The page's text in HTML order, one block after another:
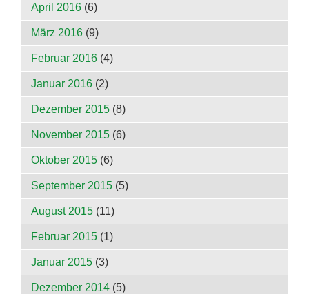
April 2016 (6)
März 2016 (9)
Februar 2016 (4)
Januar 2016 (2)
Dezember 2015 (8)
November 2015 (6)
Oktober 2015 (6)
September 2015 (5)
August 2015 (11)
Februar 2015 (1)
Januar 2015 (3)
Dezember 2014 (5)